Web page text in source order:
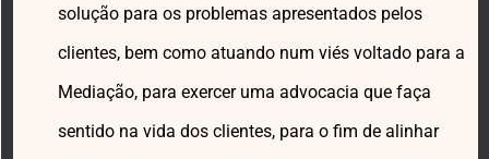
solução para os problemas apresentados pelos
clientes, bem como atuando num viés voltado para a
Mediação, para exercer uma advocacia que faça
sentido na vida dos clientes, para o fim de alinhar